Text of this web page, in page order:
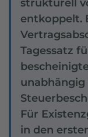
strukturell
entkoppelt.
Tagessatz
Für
in den